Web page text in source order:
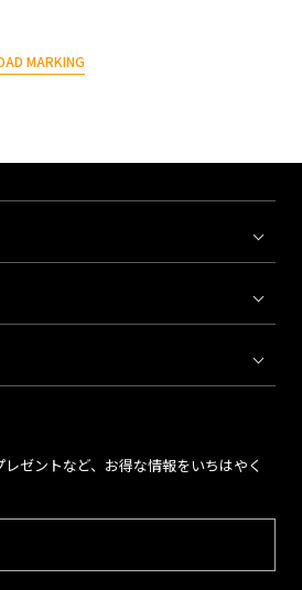
MARKING
ゼントなど、お得な情報をいちはやく